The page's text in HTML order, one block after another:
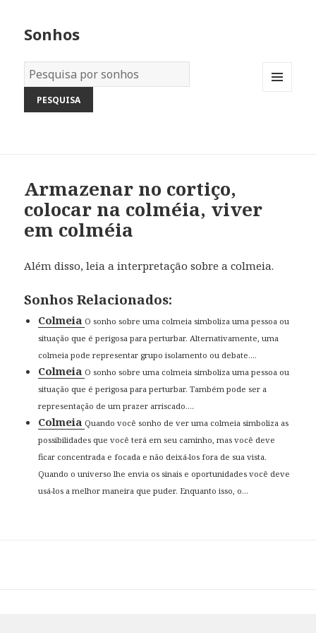
Sonhos
Dicionário
dos
Sonhos:
Armazenar no cortiço,
colocar na colméia, viver
em colméia
Além disso, leia a interpretação sobre a colmeia.
Sonhos Relacionados:
Colmeia O sonho sobre uma colmeia simboliza uma pessoa ou
situação que é perigosa para perturbar. Alternativamente, uma
colmeia pode representar grupo isolamento ou debate....
Colmeia O sonho sobre uma colmeia simboliza uma pessoa ou
situação que é perigosa para perturbar. Também pode ser a
representação de um prazer arriscado....
ColmeiaQuando você sonho de ver uma colmeia simboliza as
possibilidades que você terá em seu caminho, mas você deve
ficar concentrada e focada e não deixá-los fora de sua vista.
Quando o universo lhe envia os sinais e oportunidades você deve
usá-los a melhor maneira que puder. Enquanto isso, o...